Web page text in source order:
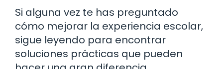
Si alguna vez te has preguntado
cómo mejorar la experiencia escolar,
sigue leyendo para encontrar
soluciones prácticas que pueden